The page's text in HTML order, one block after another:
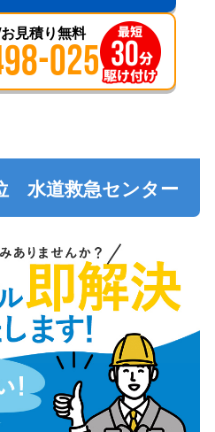
見積り無料
025
水道救急センター